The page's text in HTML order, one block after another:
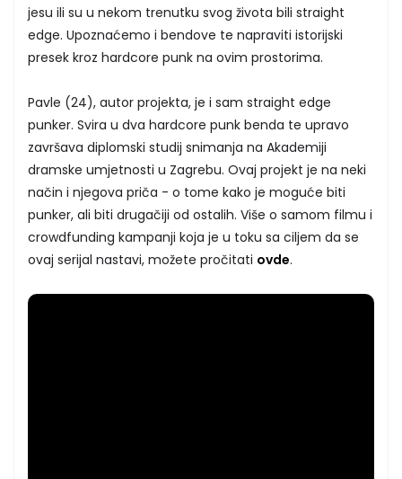
jesu ili su u nekom trenutku svog života bili straight
edge. Upoznaćemo i bendove te napraviti istorijski
presek kroz hardcore punk na ovim prostorima.
Pavle (24), autor projekta, je i sam straight edge
punker. Svira u dva hardcore punk benda te upravo
završava diplomski studij snimanja na Akademiji
dramske umjetnosti u Zagrebu. Ovaj projekt je na neki
način i njegova priča - o tome kako je moguće biti
punker, ali biti drugačiji od ostalih. Više o samom filmu i
crowdfunding kampanji koja je u toku sa ciljem da se
ovaj serijal nastavi, možete pročitati ovde.